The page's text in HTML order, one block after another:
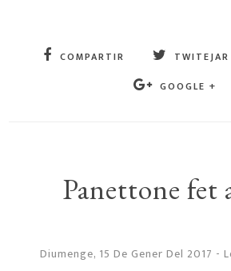
COMPARTIR TWITEJAR
GOOGLE +
Panettone fet
Diumenge, 15 De Gener Del 2017 -